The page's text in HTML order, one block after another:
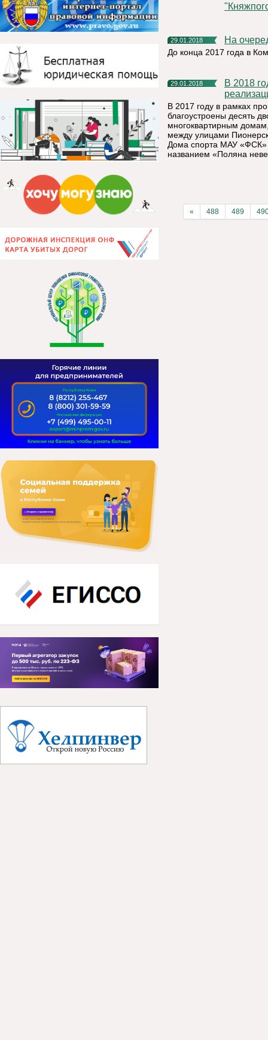
29.01.2018 На
До конца 2017 года в
29.01.2018
В 2018 году в Княжпогостском районе продолжится
В 2017 году в рамках
благоустроены десять
многоквартирным
между улицами
Дома спорта МАУ «ФСК»
названием «Поляна
« 488 489